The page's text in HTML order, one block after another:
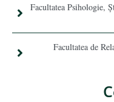
Facultatea Psihologie,
Facultatea de